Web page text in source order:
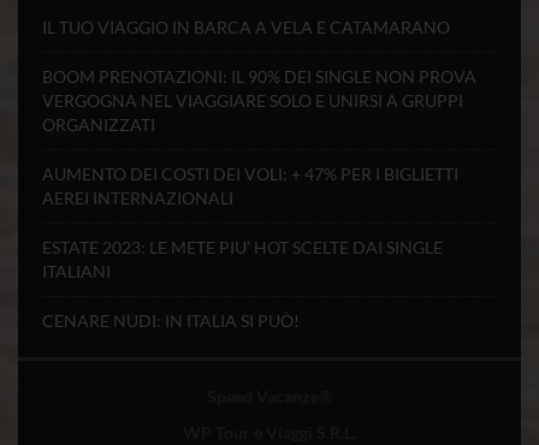
IL TUO VIAGGIO IN BARCA A VELA E CATAMARANO
BOOM PRENOTAZIONI: IL 90% DEI SINGLE NON PROVA
VERGOGNA NEL VIAGGIARE SOLO E UNIRSI A GRUPPI
ORGANIZZATI
AUMENTO DEI COSTI DEI VOLI: + 47% PER I BIGLIETTI
AEREI INTERNAZIONALI
ESTATE 2023: LE METE PIU’ HOT SCELTE DAI SINGLE
ITALIANI
CENARE NUDI: IN ITALIA SI PUÒ!